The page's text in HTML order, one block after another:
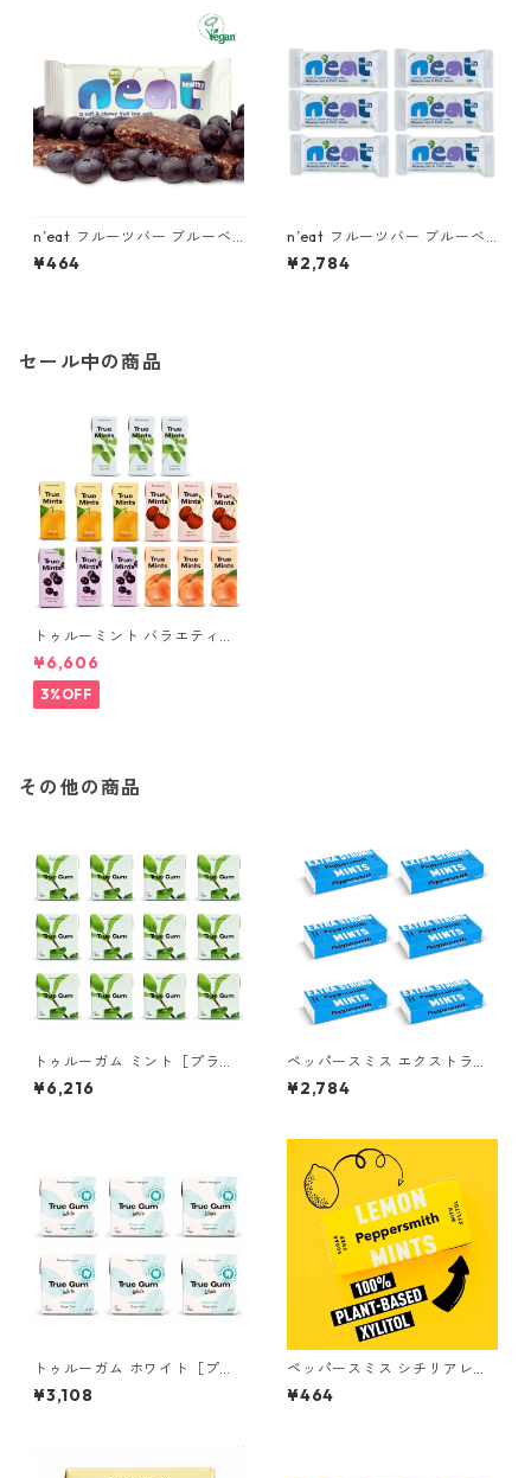
n’eat フルーツバー ブルーベ
リー&チアシード 1個
¥464
n’eat フルーツバー ブルーベ
リー&チアシード（6個パッ
ク）
¥2,784
セール中の商品
トゥルーミント バラエティー
パック 5種類, 各3個（計15
個）(13g×15個)
¥6,606
3%OFF
その他の商品
トゥルーガム ミント［プラス
チックフリー＆プラントベー
ス チューインガム］ 12個
¥6,216
ペッパースミス エクストラス
トロング ユーカリプタス キシ
リトールミント (6個パック）
¥2,784
トゥルーガム ホワイト［プラ
スチックフリー＆プラントベ
ース チューインガム］ 6個
¥3,108
ペッパースミス シチリアレモ
ン キシリトールミント 1個
¥464